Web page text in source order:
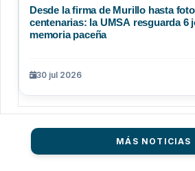
Desde la firma de Murillo hasta
centenarias: la UMSA resguarda 6
memoria paceña
30 jul 2026
MÁS NOTICIAS